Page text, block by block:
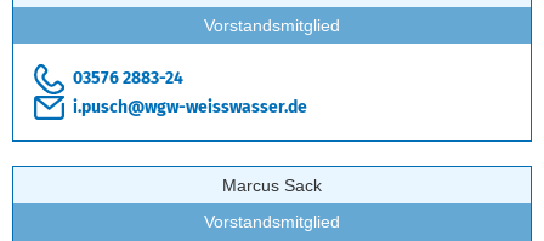
Vorstandsmitglied
03576 2883-24
i.pusch@wgw-weisswasser.de
Marcus Sack
Vorstandsmitglied